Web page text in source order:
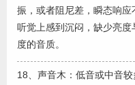
振，或者阻尼差，瞬态响
听觉上感到沉闷，缺少亮
度的音质。
18、声音木：低音或中音